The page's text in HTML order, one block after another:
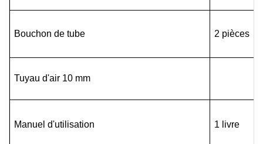
Bouchon de tube 2 pièces
Tuyau d'air 10 mm
Manuel d'utilisation 1 livre